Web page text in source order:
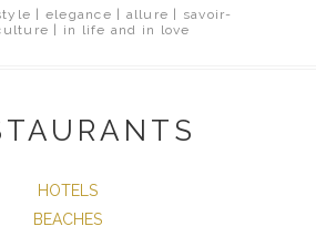
| elegance | allure | savoir-
| in life and in love
HOTELS
BEACHES